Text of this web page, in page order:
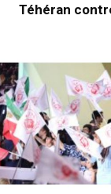
Téhéran